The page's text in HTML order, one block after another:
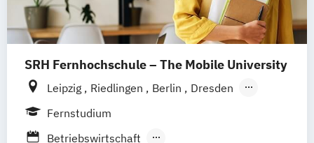
SRH Fernhochschule – The Mobile University
Leipzig Riedlingen Berlin
Dresden
Düsseldorf
Fernstudium
Betriebswirtschaft